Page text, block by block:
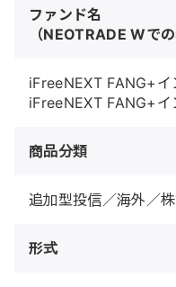
ファンド名
（NEOTRADE Wでの
iFreeNEXT FANG+イ
iFreeNEXT FANG+イ
商品分類
追加型投信／海外／
形式